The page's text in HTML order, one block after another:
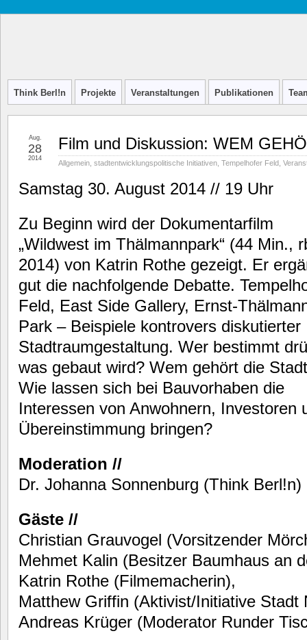
Berl!n
Think Berl!n Projekte Veranstaltungen Publikationen
Film und Diskussion: WEM
Allgemein stadtentwicklungspolitische Initiativen Tempelhofer Feld
Aug.
28
2014
Samstag 30. August 2014 // 19 Uhr
Zu Beginn wird der Dokumentarfilm
„Wildwest im Thälmannpark“ (44 Min.,
2014) von Katrin Rothe gezeigt. Er
gut die nachfolgende Debatte.
Feld, East Side Gallery, Ernst-
Park – Beispiele kontrovers diskutierter
Stadtraumgestaltung. Wer bestimmt
was gebaut wird? Wem gehört die
Wie lassen sich bei Bauvorhaben die
Interessen von Anwohnern, Investoren
Übereinstimmung bringen?
Moderation //
Dr. Johanna Sonnenburg (Think Berl!n)
Gäste //
Christian Grauvogel (Vorsitzender
Mehmet Kalin (Besitzer Baumhaus an
Katrin Rothe (Filmemacherin),
Matthew Griffin (Aktivist/Initiative Stadt
Andreas Krüger (Moderator Runder